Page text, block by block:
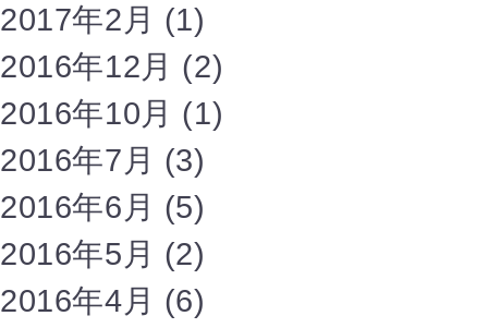
2017年2月 (1)
2016年12月 (2)
2016年10月 (1)
2016年7月 (3)
2016年6月 (5)
2016年5月 (2)
2016年4月 (6)